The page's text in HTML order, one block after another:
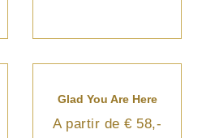
Glad You Are Here
A partir de € 58,-